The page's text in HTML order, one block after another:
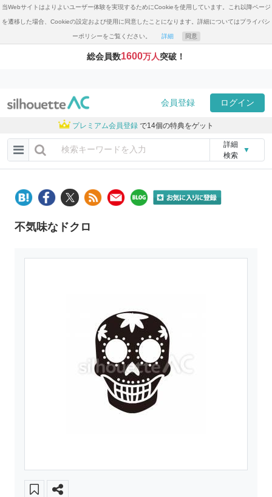
当Webサイトはよりよいユーザー体験を実現するためにCookieを使用しています。これ以降ページ
を遷移した場合、Cookieの設定および使用に同意したことになります。詳細についてはプライバシ
ーポリシーをご覧ください。 詳細 同意
総会員数1600万人突破！
会員登録 ログイン
プレミアム会員登録 で14個の特典をゲット
詳細
検索
▼
不気味なドクロ